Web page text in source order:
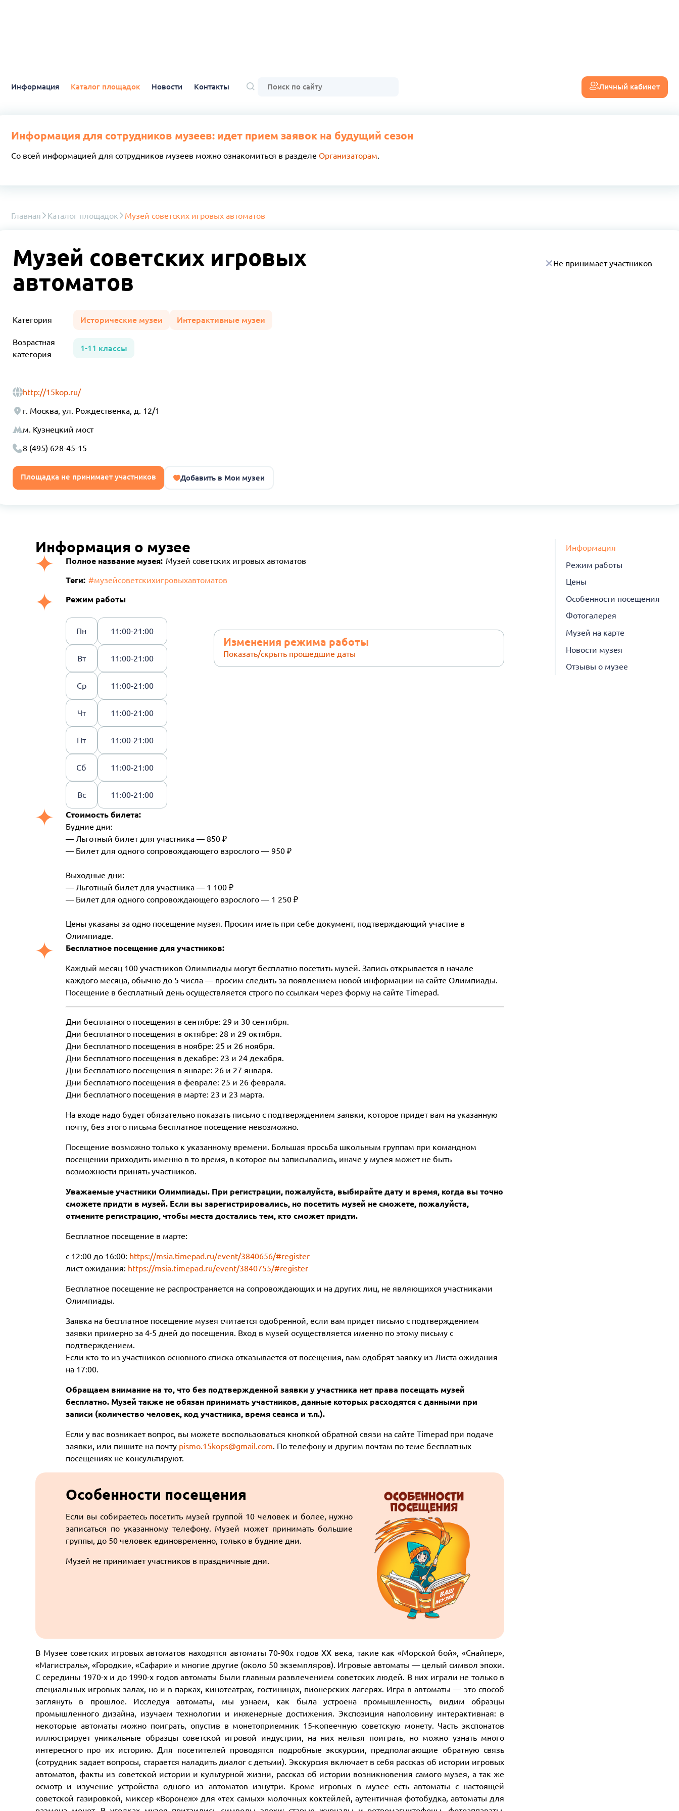
Информация Каталог площадок Новости Контакты Личный кабинет
Информация для сотрудников музеев: идет прием заявок на будущий сезон
Со всей информацией для сотрудников музеев можно ознакомиться в разделе Организаторам.
Главная Каталог площадок Музей советских игровых автоматов
Музей советских игровых
автоматов
Категория Исторические музеи Интерактивные музеи
Возрастная
категория
1-11 классы
http://15kop.ru/
г. Москва, ул. Рождественка, д. 12/1
м. Кузнецкий мост
8 (495) 628-45-15
Площадка не принимает участников Добавить в Мои музеи
Не принимает участников
Информация о музее
Полное название музея: Музей советских игровых автоматов
Теги: #музейсоветскихигровыхавтоматов
Режим работы
Пн 11:00-21:00
Вт 11:00-21:00
Ср 11:00-21:00
Чт 11:00-21:00
Пт 11:00-21:00
Сб 11:00-21:00
Вс 11:00-21:00
Изменения режима работы
Показать/скрыть прошедшие даты
Стоимость билета:
Будние дни:
— Льготный билет для участника — 850 ₽
— Билет для одного сопровождающего взрослого — 950 ₽
Выходные дни:
— Льготный билет для участника — 1 100 ₽
— Билет для одного сопровождающего взрослого — 1 250 ₽
Цены указаны за одно посещение музея. Просим иметь при себе документ, подтверждающий участие в
Олимпиаде.
Бесплатное посещение для участников:
Каждый месяц 100 участников Олимпиады могут бесплатно посетить музей. Запись открывается в начале
каждого месяца, обычно до 5 числа — просим следить за появлением новой информации на сайте Олимпиады.
Посещение в бесплатный день осуществляется строго по ссылкам через форму на сайте Timepad.
Дни бесплатного посещения в сентябре: 29 и 30 сентября.
Дни бесплатного посещения в октябре: 28 и 29 октября.
Дни бесплатного посещения в ноябре: 25 и 26 ноября.
Дни бесплатного посещения в декабре: 23 и 24 декабря.
Дни бесплатного посещения в январе: 26 и 27 января.
Дни бесплатного посещения в феврале: 25 и 26 февраля.
Дни бесплатного посещения в марте: 23 и 23 марта.
На входе надо будет обязательно показать письмо с подтверждением заявки, которое придет вам на указанную
почту, без этого письма бесплатное посещение невозможно.
Посещение возможно только к указанному времени. Большая просьба школьным группам при командном
посещении приходить именно в то время, в которое вы записывались, иначе у музея может не быть
возможности принять участников.
Уважаемые участники Олимпиады. При регистрации, пожалуйста, выбирайте дату и время, когда вы точно
сможете придти в музей. Если вы зарегистрировались, но посетить музей не сможете, пожалуйста,
отмените регистрацию, чтобы места достались тем, кто сможет придти.
Бесплатное посещение в марте:
с 12:00 до 16:00: https://msia.timepad.ru/event/3840656/#register
лист ожидания: https://msia.timepad.ru/event/3840755/#register
Бесплатное посещение не распространяется на сопровождающих и на других лиц, не являющихся участниками
Олимпиады.
Заявка на бесплатное посещение музея считается одобренной, если вам придет письмо с подтверждением
заявки примерно за 4-5 дней до посещения. Вход в музей осуществляется именно по этому письму с
подтверждением.
Если кто-то из участников основного списка отказывается от посещения, вам одобрят заявку из Листа ожидания
на 17:00.
Обращаем внимание на то, что без подтвержденной заявки у участника нет права посещать музей
бесплатно. Музей также не обязан принимать участников, данные которых расходятся с данными при
записи (количество человек, код участника, время сеанса и т.п.).
Если у вас возникает вопрос, вы можете воспользоваться кнопкой обратной связи на сайте Timepad при подаче
заявки, или пишите на почту pismo.15kops@gmail.com. По телефону и другим почтам по теме бесплатных
посещениях не консультируют.
Особенности посещения
Если вы собираетесь посетить музей группой 10 человек и более, нужно
записаться по указанному телефону. Музей может принимать большие
группы, до 50 человек единовременно, только в будние дни.
Музей не принимает участников в праздничные дни.
В Музее советских игровых автоматов находятся автоматы 70-90х годов ХХ века, такие как «Морской бой», «Снайпер»,
«Магистраль», «Городки», «Сафари» и многие другие (около 50 экземпляров). Игровые автоматы — целый символ эпохи.
С середины 1970-х и до 1990-х годов автоматы были главным развлечением советских людей. В них играли не только в
специальных игровых залах, но и в парках, кинотеатрах, гостиницах, пионерских лагерях. Игра в автоматы — это способ
заглянуть в прошлое. Исследуя автоматы, мы узнаем, как была устроена промышленность, видим образцы
промышленного дизайна, изучаем технологии и инженерные достижения. Экспозиция наполовину интерактивная: в
некоторые автоматы можно поиграть, опустив в монетоприемник 15-копеечную советскую монету. Часть экспонатов
иллюстрирует уникальные образцы советской игровой индустрии, на них нельзя поиграть, но можно узнать много
интересного про их историю. Для посетителей проводятся подробные экскурсии, предполагающие обратную связь
(сотрудник задает вопросы, старается наладить диалог с детьми). Экскурсия включает в себя рассказ об истории игровых
автоматов, факты из советской истории и культурной жизни, рассказ об истории возникновения самого музея, а так же
осмотр и изучение устройства одного из автоматов изнутри. Кроме игровых в музее есть автоматы с настоящей
советской газировкой, миксер «Воронеж» для «тех самых» молочных коктейлей, аутентичная фотобудка, автоматы для
Информация
Режим работы
Цены
Особенности посещения
Фотогалерея
Музей на карте
Новости музея
Отзывы о музее